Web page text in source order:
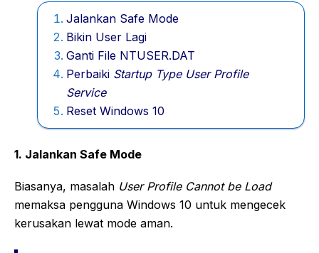
Jalankan Safe Mode
Bikin User Lagi
Ganti File NTUSER.DAT
Perbaiki Startup Type User Profile
Service
Reset Windows 10
1. Jalankan Safe Mode
Biasanya, masalah User Profile Cannot be Load
memaksa pengguna Windows 10 untuk mengecek
kerusakan lewat mode aman.